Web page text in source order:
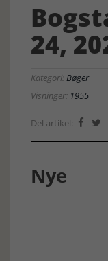
24,
Kategori:Bøger
Visninger: 1955
Del artikel:  
Nye